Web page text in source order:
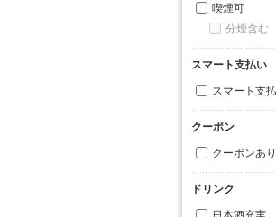
喫煙可
分煙含む
スマート支払い
スマート支
クーポン
クーポンあり
ドリンク